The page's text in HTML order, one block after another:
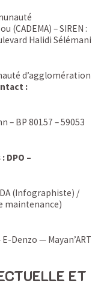
(CADEMA) – SIREN :
Halidi Sélémani
d’agglomération
:
– BP 80157 – 59053
DPO –
(Infographiste) /
maintenance)
Denzo — Mayan’ART
ET